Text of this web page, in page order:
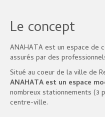
Le concept
ANAHATA est un espace de
assurés par des
Situé au coeur de la ville de
ANAHATA est un espace
nombreux stationnements (3
centre-ville.